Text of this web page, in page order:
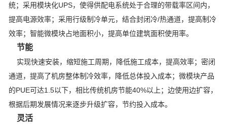
统；采用模块化UPS，使得供配电系统处于合理的带载率区间内，
提高电源效率；采用行级制冷单元，结合封闭冷/热通道，提高制冷
效率；智能微模块占地面积小，提高单位建筑面积使用率。
节能
实现快速安装，缩短施工周期，降低施工成本，提高效率；密闭
通道，提高了机房整体制冷效率，降低总体投入成本；微模块产品
的PUE可达1.5以下，相比传统机房节能40%以上；边使用边扩容，
根据后期发展情况来逐步升级扩容，节约投入成本。
灵活